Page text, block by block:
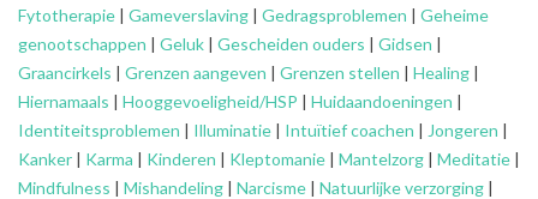
Fytotherapie | Gameverslaving | Gedragsproblemen | Geheime
genootschappen | Geluk | Gescheiden ouders | Gidsen |
Graancirkels | Grenzen aangeven | Grenzen stellen | Healing |
Hiernamaals | Hooggevoeligheid/HSP | Huidaandoeningen |
Identiteitsproblemen | Illuminatie | Intuïtief coachen | Jongeren |
Kanker | Karma | Kinderen | Kleptomanie | Mantelzorg | Meditatie |
Mindfulness | Mishandeling | Narcisme | Natuurlijke verzorging |